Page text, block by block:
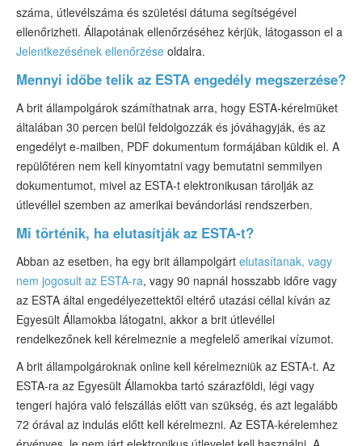
száma, útlevélszáma és születési dátuma segítségével
ellenőrizheti. Állapotának ellenőrzéséhez kérjük, látogasson el a
Jelentkezésének ellenőrzése oldalra.
Mennyi időbe telik az ESTA engedély megszerzése?
A brit állampolgárok számíthatnak arra, hogy ESTA-kérelmüket
általában 30 percen belül feldolgozzák és jóváhagyják, és az
engedélyt e-mailben, PDF dokumentum formájában küldik el. A
repülőtéren nem kell kinyomtatni vagy bemutatni semmilyen
dokumentumot, mivel az ESTA-t elektronikusan tárolják az
útlevéllel szemben az amerikai bevándorlási rendszerben.
Mi történik, ha elutasítják az ESTA-t?
Abban az esetben, ha egy brit állampolgárt elutasítanak, vagy
nem jogosult az ESTA-ra, vagy 90 napnál hosszabb időre vagy
az ESTA által engedélyezettektől eltérő utazási céllal kíván az
Egyesült Államokba látogatni, akkor a brit útlevéllel
rendelkezőnek kell kérelmeznie a megfelelő amerikai vízumot.
A brit állampolgároknak online kell kérelmezniük az ESTA-t. Az
ESTA-ra az Egyesült Államokba tartó szárazföldi, légi vagy
tengeri hajóra való felszállás előtt van szükség, és azt legalább
72 órával az indulás előtt kell kérelmezni. Az ESTA-kérelemhez